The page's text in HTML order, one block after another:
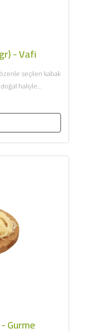
- Vafi
seçilen kabak
haliyle
Gurme